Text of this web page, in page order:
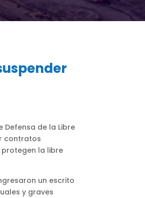
Defensa de la Libre
contratos
la libre
un escrito
y graves